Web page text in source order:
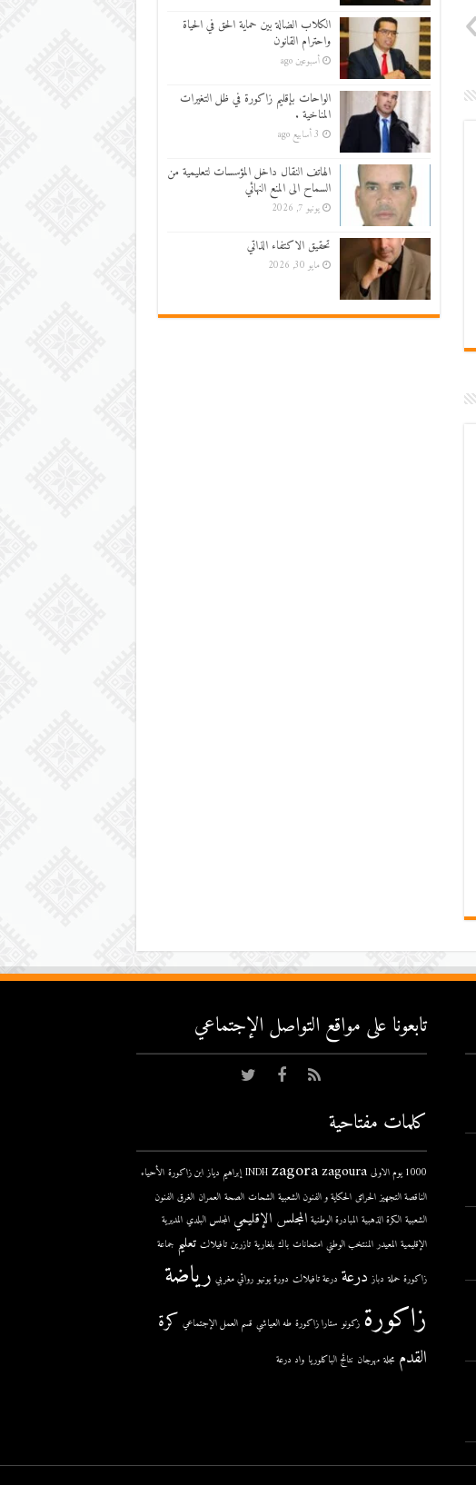
الكلاب الضالة بين حماية الحق في الحياة
واحترام القانون
أسبوعين ago
الواحات بإقليم زاكورة في ظل التغيرات
المناخية .
3 أسابيع ago
الهاتف النقال داخل المؤسسات لتعليمية من
السماح الى المنع النهائي
يونيو 7, 2026
تحقيق الاكتفاء الذاتي
مايو 30, 2026
تابعونا على مواقع التواصل اﻹجتماعي
كلمات مفتاحية
1000 يوم الاولى INDH zagorazagoura إبراهيم دياز ابن زاكورة الأحياء
الناقصة التجهيز الحرائق الحكاية و الفنون الشعبية الشحات الصحة العمران الغرق الفنون
الشعبية الكرة الذهبية المبادرة الوطنية المجلس الإقليمي المجلس البلدي المديرية
الإقليمية المعيدر المنتخب الوطني امتحانات باك بلغارية تازرين تافيلالت تعليم جماعة
زاكورة حملة دباز درعة درعة تافيلالت دورة يونيو روائي مغربي رياضة
زاكورة زكونو ستارا زاكورة طه العياشي قسم العمل الإجتماعي كرة
القدم مجلة مهرجان نتائج الباكلوريا واد درعة